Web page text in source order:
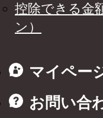
控除できる金
ン）
マイペー
お問い合